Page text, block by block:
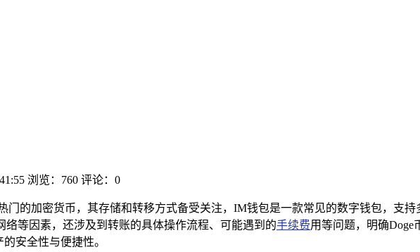
浏览：760 评论：0
的加密货币，其存储和转移方式备受关注，IM钱包是一款常见的数字钱包，支持
等因素，还涉及到转账的具体操作流程、可能遇到的手续费用等问题，明确
安全性与便捷性。